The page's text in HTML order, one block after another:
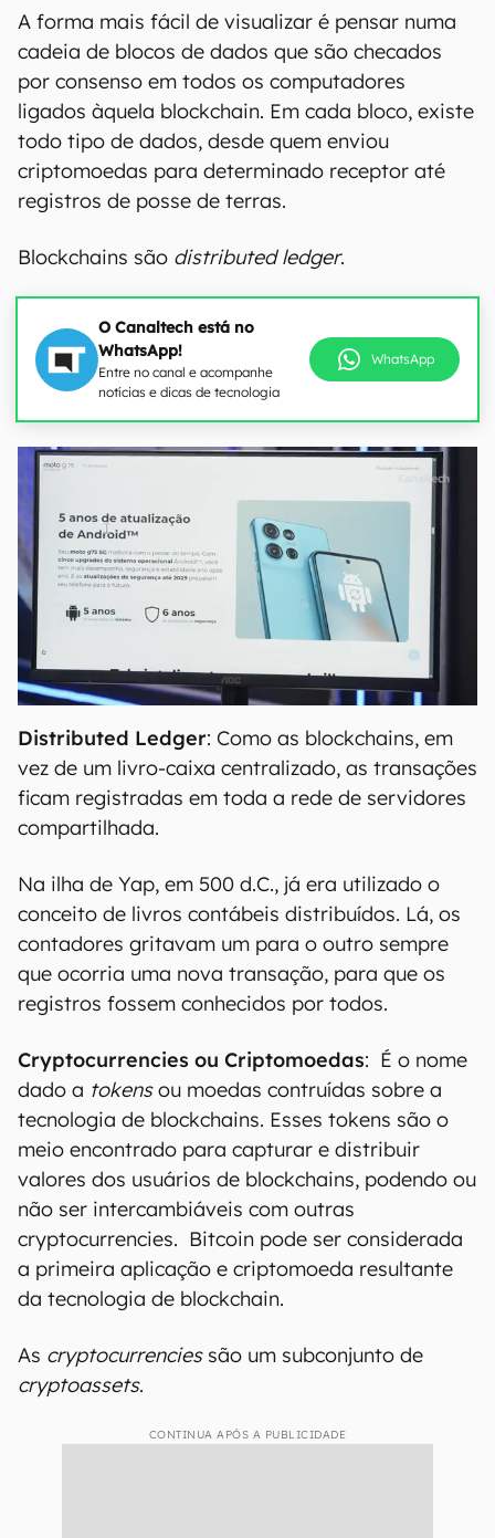
A forma mais fácil de visualizar é pensar numa
cadeia de blocos de dados que são checados
por consenso em todos os computadores
ligados àquela blockchain. Em cada bloco, existe
todo tipo de dados, desde quem enviou
criptomoedas para determinado receptor até
registros de posse de terras.
Blockchains são distributed ledger.
O Canaltech está no
WhatsApp!
Entre no canal e acompanhe
notícias e dicas de tecnologia
WhatsApp
Distributed Ledger: Como as blockchains, em
vez de um livro-caixa centralizado, as transações
ficam registradas em toda a rede de servidores
compartilhada.
Na ilha de Yap, em 500 d.C., já era utilizado o
conceito de livros contábeis distribuídos. Lá, os
contadores gritavam um para o outro sempre
que ocorria uma nova transação, para que os
registros fossem conhecidos por todos.
Cryptocurrencies ou Criptomoedas: É o nome
dado a tokensou moedas contruídas sobre a
tecnologia de blockchains. Esses tokens são o
meio encontrado para capturar e distribuir
valores dos usuários de blockchains, podendo ou
não ser intercambiáveis com outras
cryptocurrencies. Bitcoin pode ser considerada
a primeira aplicação e criptomoeda resultante
da tecnologia de blockchain.
As cryptocurrenciessão um subconjunto de
cryptoassets.
CONTINUA APÓS A PUBLICIDADE